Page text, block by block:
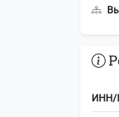
ИНН/